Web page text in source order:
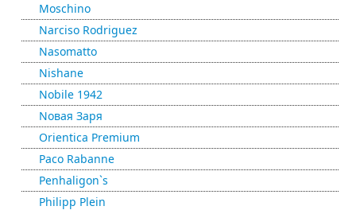
Moschino
Narciso Rodriguez
Nasomatto
Nishane
Nobile 1942
Nовая Заря
Orientica Premium
Paco Rabanne
Penhaligon`s
Philipp Plein